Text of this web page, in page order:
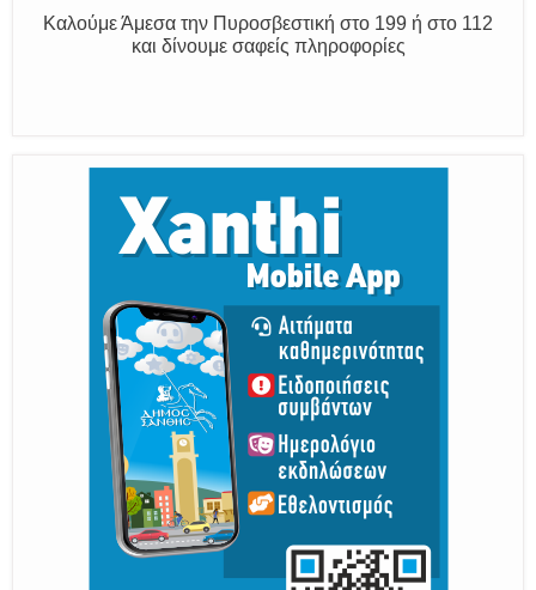
Παραμένουμε Προσεκτικοί
Καλούμε Άμεσα την Πυροσβεστική στο 199 ή στο 112
και δίνουμε σαφείς πληροφορίες